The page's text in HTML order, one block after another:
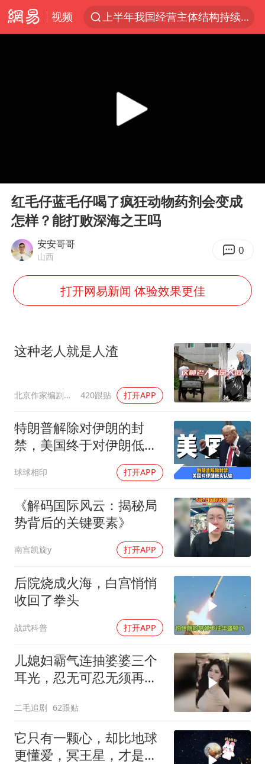
视频
杭州机场已取消航班388架次
中国第1高楼阻尼器摆动明显
上海有出现龙卷潜势
王艺迪2-4不敌张本美和止步4强
上门女婿出轨女邻居多年被判重婚罪
上海大部迎大暴雨
女子发现前夫婚内与第三者育子
以军士兵把枪口对准中国记者
笔试第一被劝弃考涉事副校长被撤职
构建更高水平的全民健身公共服务体系
男子被沙蜇蜇伤5小时后呼吸困难
奋力开创中国式现代化建设新局面
Play
红毛仔蓝毛仔喝了疯狂动物药剂会变成
怎样？能打败深海之王吗
安安哥哥
山西 0
打开网易新闻 体验效果更佳
这种老人就是人渣
北京作家编剧肥猪满圈 420跟贴 打开APP
特朗普解除对伊朗的封
禁，美国终于对伊朗低头
球球相印 打开APP
《解码国际风云：揭秘局
势背后的关键要素》
南宫凯旋y 打开APP
后院烧成火海，白宫悄悄
收回了拳头
战武科普 打开APP
儿媳妇霸气连抽婆婆三个
耳光，忍无可忍无须再
二毛追剧 62跟贴
它只有一颗心，却比地球
更懂爱，冥王星，才是太